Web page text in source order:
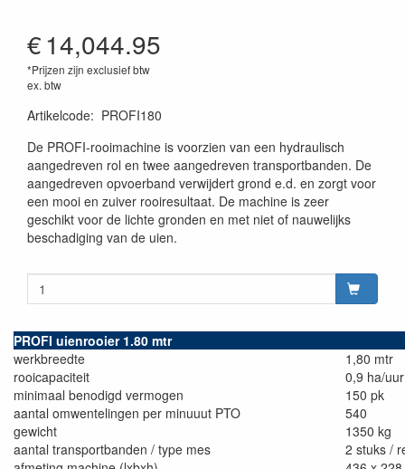
€14,044.95
*Prijzen zijn exclusief btw
ex. btw
Artikelcode: PROFI180
De PROFI-rooimachine is voorzien van een hydraulisch
aangedreven rol en twee aangedreven transportbanden. De
aangedreven opvoerband verwijdert grond e.d. en zorgt voor
een mooi en zuiver rooiresultaat. De machine is zeer
geschikt voor de lichte gronden en met niet of nauwelijks
beschadiging van de uien.
PROFI uienrooier 1.80 mtr
werkbreedte
1,80 mtr
rooicapaciteit
0,9 ha/uur
minimaal benodigd vermogen
150 pk
aantal omwentelingen per minuuut PTO
540
gewicht
1350 kg
aantal transportbanden / type mes
2 stuks /